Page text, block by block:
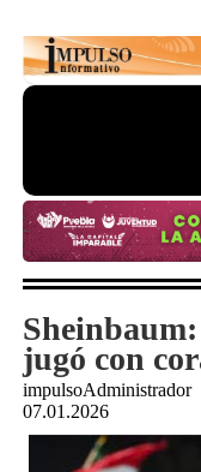
jugó con
impulsoAdministrador
07.01.2026